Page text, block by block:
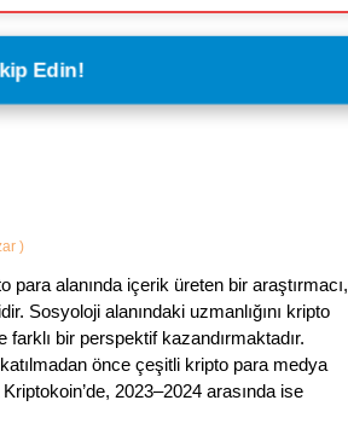
Edin!
)
para alanında içerik üreten bir araştırmacı,
Sosyoloji alanındaki uzmanlığını kripto
bir perspektif kazandırmaktadır.
önce çeşitli kripto para medya
2023–2024 arasında ise